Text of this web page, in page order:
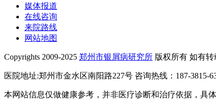
媒体报道
在线咨询
来院路线
网站地图
Copyrights 2009-2025 郑州市银屑病研究所 版权所有 如有
医院地址:郑州市金水区南阳路227号 咨询热线：187-3815-
本网站信息仅做健康参考，并非医疗诊断和治疗依据，具